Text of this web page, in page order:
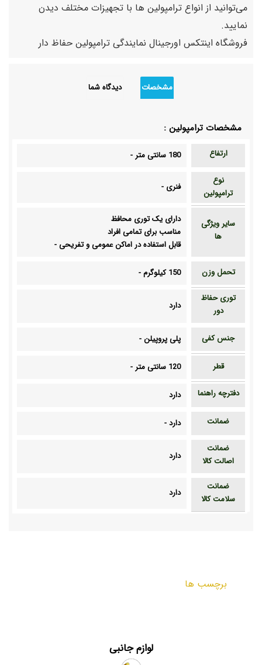
می‌توانید از انواع ترامپولین‌ ها با تجهیزات مختلف دیدن
نمایید.
فروشگاه اینتکس اورجینال نمایندگی ترامپولین حفاظ دار
مشخصات دیدگاه شما
مشخصات ترامپولین :
ارتفاع 180 سانتی متر -
نوع
ترامپولین
فنری -
سایر ویژگی
ها
دارای یک توری محافظ
مناسب برای تمامی افراد
قابل استفاده در اماکن عمومی و تفریحی-
تحمل وزن 150 کیلوگرم -
توری حفاظ
دور
دارد
جنس کفی پلی پروپیلن-
قطر 120 سانتی متر -
دفترچه راهنما دارد
ضمانت دارد-
ضمانت
اصالت کالا
دارد
ضمانت
سلامت کالا
دارد
برچسب ها
لوازم جانبی